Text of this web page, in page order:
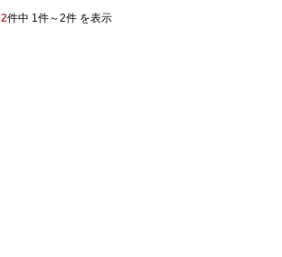
2件中 1件～2件 を表示